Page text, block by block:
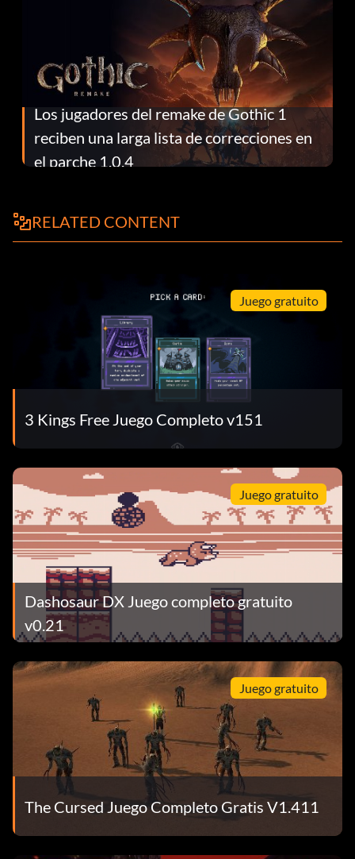
Los jugadores del remake de Gothic 1
reciben una larga lista de correcciones en
el parche 1.0.4
RELATED CONTENT
Juego gratuito
3 Kings Free Juego Completo v151
Juego gratuito
Dashosaur DX Juego completo gratuito
v0.21
Juego gratuito
The Cursed Juego Completo Gratis V1.411